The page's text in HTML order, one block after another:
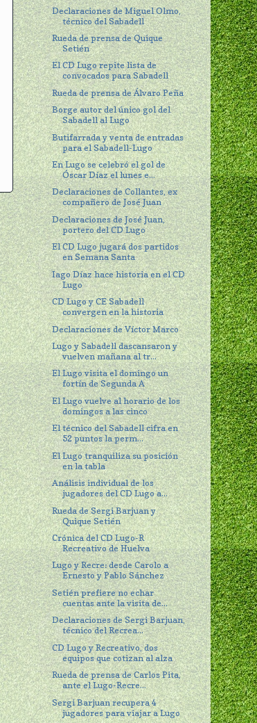
Declaraciones de Miguel Olmo,
técnico del Sabadell
Rueda de prensa de Quique
Setién
El CD Lugo repite lista de
convocados para Sabadell
Rueda de prensa de Álvaro Peña
Borge autor del único gol del
Sabadell al Lugo
Butifarrada y venta de entradas
para el Sabadell-Lugo
En Lugo se celebró el gol de
Óscar Díaz el lunes e...
Declaraciones de Collantes, ex
compañero de José Juan
Declaraciones de José Juan,
portero del CD Lugo
El CD Lugo jugará dos partidos
en Semana Santa
Iago Díaz hace historia en el CD
Lugo
CD Lugo y CE Sabadell
convergen en la historia
Declaraciones de Víctor Marco
Lugo y Sabadell dascansaron y
vuelven mañana al tr...
El Lugo visita el domingo un
fortín de Segunda A
El Lugo vuelve al horario de los
domingos a las cinco
El técnico del Sabadell cifra en
52 puntos la perm...
El Lugo tranquiliza su posición
en la tabla
Análisis individual de los
jugadores del CD Lugo a...
Rueda de Sergi Barjuan y
Quique Setién
Crónica del CD Lugo-R
Recreativo de Huelva
Lugo y Recre: desde Carolo a
Ernesto y Pablo Sánchez
Setién prefiere no echar
cuentas ante la visita de...
Declaraciones de Sergi Barjuan,
técnico del Recrea...
CD Lugo y Recreativo, dos
equipos que cotizan al alza
Rueda de prensa de Carlos Pita,
ante el Lugo-Recre...
Sergi Barjuan recupera 4
jugadores para viajar a Lugo